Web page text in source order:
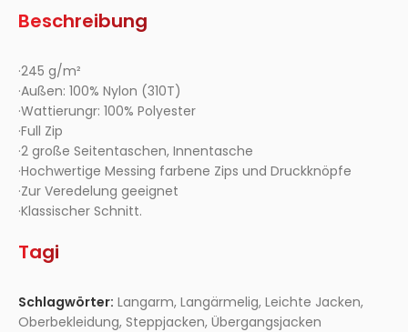
Beschreibung
·245 g/m²
·Außen: 100% Nylon (310T)
·Wattierungr: 100% Polyester
·Full Zip
·2 große Seitentaschen, Innentasche
·Hochwertige Messing farbene Zips und Druckknöpfe
·Zur Veredelung geeignet
·Klassischer Schnitt.
Tagi
Schlagwörter: Langarm, Langärmelig, Leichte Jacken,
Oberbekleidung, Steppjacken, Übergangsjacken